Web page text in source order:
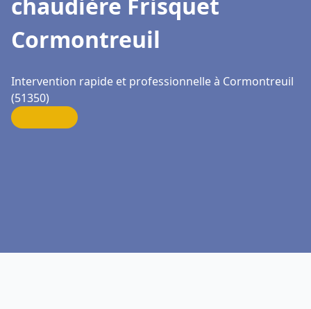
Cormontreuil
Intervention rapide et professionnelle à Cormontreuil
(51350)